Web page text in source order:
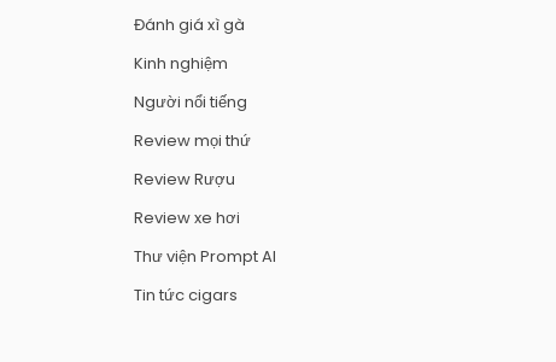
Đánh giá xì gà
Kinh nghiệm
Người nổi tiếng
Review mọi thứ
Review Rượu
Review xe hơi
Thư viện Prompt AI
Tin tức cigars